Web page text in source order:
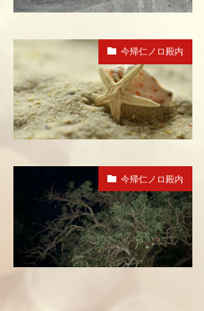
今帰仁ノロ殿内
今帰仁ノロ殿内